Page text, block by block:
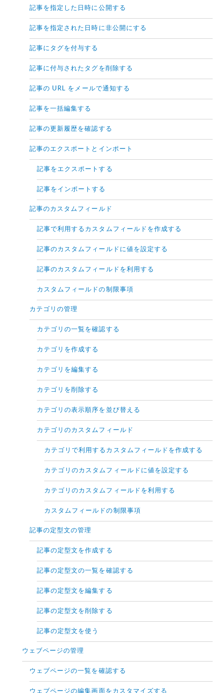
記事を指定した日時に公開する
記事を指定された日時に非公開にする
記事にタグを付与する
記事に付与されたタグを削除する
記事の URL をメールで通知する
記事を一括編集する
記事の更新履歴を確認する
記事のエクスポートとインポート
記事をエクスポートする
記事をインポートする
記事のカスタムフィールド
記事で利用するカスタムフィールドを作成する
記事のカスタムフィールドに値を設定する
記事のカスタムフィールドを利用する
カスタムフィールドの制限事項
カテゴリの管理
カテゴリの一覧を確認する
カテゴリを作成する
カテゴリを編集する
カテゴリを削除する
カテゴリの表示順序を並び替える
カテゴリのカスタムフィールド
カテゴリで利用するカスタムフィールドを作成する
カテゴリのカスタムフィールドに値を設定する
カテゴリのカスタムフィールドを利用する
カスタムフィールドの制限事項
記事の定型文の管理
記事の定型文を作成する
記事の定型文の一覧を確認する
記事の定型文を編集する
記事の定型文を削除する
記事の定型文を使う
ウェブページの管理
ウェブページの一覧を確認する
ウェブページの編集画面をカスタマイズする